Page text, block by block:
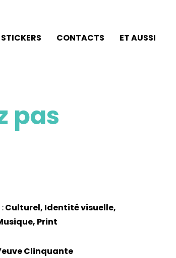
STICKERS CONTACTS ET AUSSI
pas
Culturel, Identité visuelle,
, Print
Clinquante